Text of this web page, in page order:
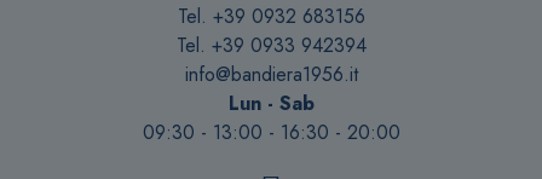
Tel. +39 0932 683156
Tel. +39 0933 942394
info@bandiera1956.it
Lun - Sab
09:30 - 13:00 - 16:30 - 20:00